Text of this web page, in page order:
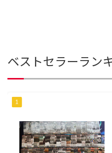
ベストセラーラン